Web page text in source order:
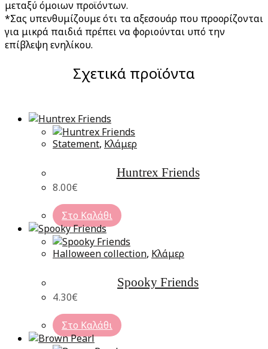
μεταξύ όμοιων προϊόντων.
*Σας υπενθυμίζουμε ότι τα αξεσουάρ που προορίζονται
για μικρά παιδιά πρέπει να φοριούνται υπό την
επίβλεψη ενηλίκου.
Σχετικά προϊόντα
Statement, Κλάμερ
Huntrex Friends
8.00€
Στο Καλάθι
Halloween collection, Κλάμερ
Spooky Friends
4.30€
Στο Καλάθι